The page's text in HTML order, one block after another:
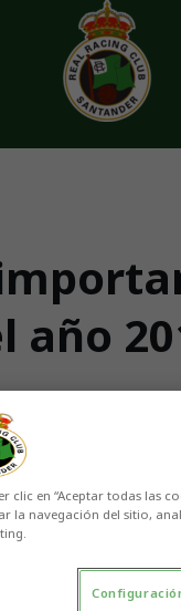
año
regalo, las
clic en “Aceptar todas las
la navegación del sitio,